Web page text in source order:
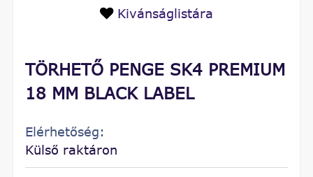
TÖRHETŐ PENGE SK4 PREMIUM
18 MM BLACK LABEL
Elérhetőség:
Külső raktáron
Kivánságlistára